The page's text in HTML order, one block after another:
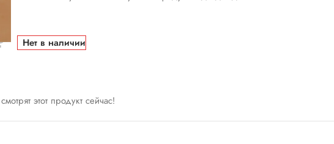
Нет в наличии
этот продукт сейчас!